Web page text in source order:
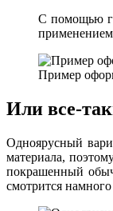
С помощью
применением
Пример
Или все-
Одноярусный
материала,
покрашенный
смотрится